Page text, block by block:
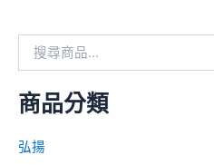
商品分類
弘揚